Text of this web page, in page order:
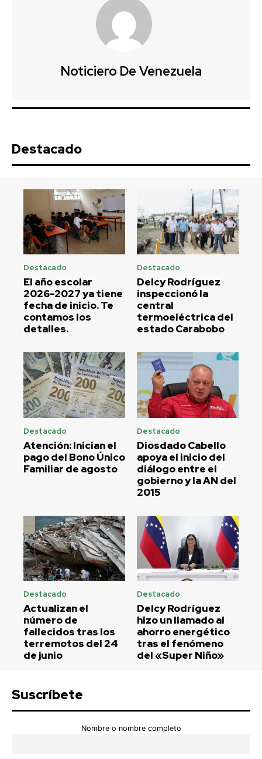
Noticiero De Venezuela
Destacado
Destacado
El año escolar
2026-2027 ya tiene
fecha de inicio. Te
contamos los
detalles.
Destacado
Delcy Rodríguez
inspeccionó la
central
termoeléctrica del
estado Carabobo
Destacado
Atención: Inician el
pago del Bono Único
Familiar de agosto
Destacado
Diosdado Cabello
apoya el inicio del
diálogo entre el
gobierno y la AN del
2015
Destacado
Actualizan el
número de
fallecidos tras los
terremotos del 24
de junio
Destacado
Delcy Rodríguez
hizo un llamado al
ahorro energético
tras el fenómeno
del «Super Niño»
Suscríbete
Nombre o nombre completo